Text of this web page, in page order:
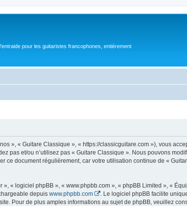
pour les guitaristes francophones, entièrement
», « Guitare Classique », « https://classicguitare.com »), vous
pas et/ou n’utilisez pas « Guitare Classique ». Nous pouvons
ce document régulièrement, car votre utilisation continue de «
« logiciel phpBB », « www.phpbb.com », « phpBB Limited », «
depuis www.phpbb.com
. Le logiciel phpBB facilite
Pour de plus amples informations au sujet de phpBB, veuillez